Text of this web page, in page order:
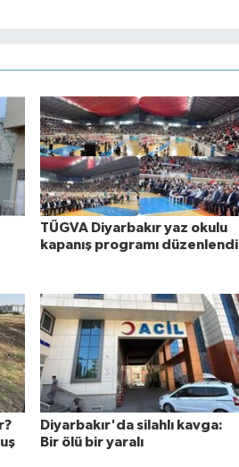
TÜGVA Diyarbakır yaz okulu
kapanış programı düzenlendi
Diyarbakır'da silahlı kavga:
Bir ölü bir yaralı